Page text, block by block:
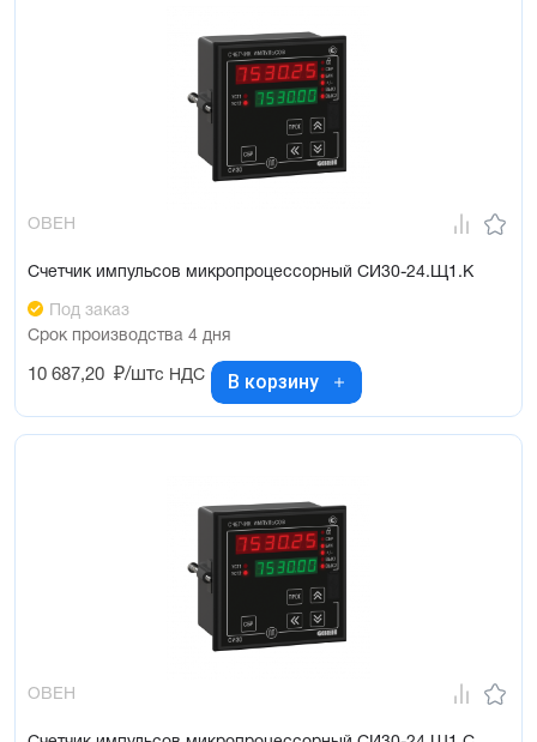
ОВЕН
Счетчик импульсов микропроцессорный СИ30-24.Щ1.К
Под заказ
Срок производства 4 дня
10 687,20 ₽/штс НДС В корзину
ОВЕН